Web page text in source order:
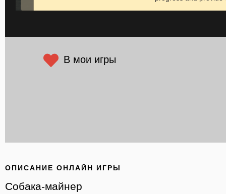
В мои игры
ОПИСАНИЕ ОНЛАЙН ИГРЫ
Собака-майнер